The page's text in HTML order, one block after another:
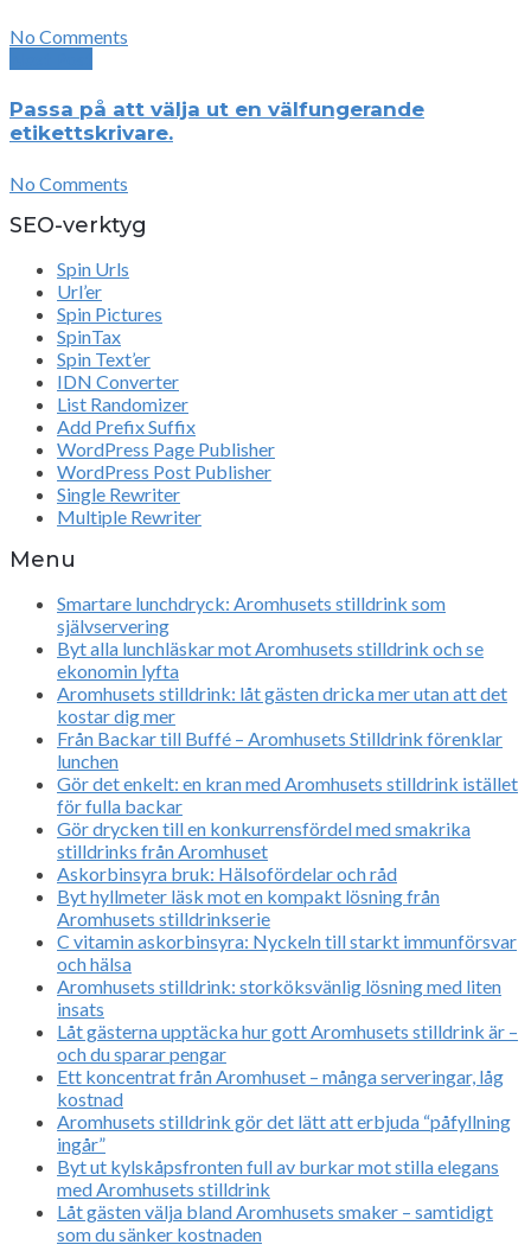
No Comments
Passa på att välja ut en välfungerande
etikettskrivare.
No Comments
SEO-verktyg
Spin Urls
Url’er
Spin Pictures
SpinTax
Spin Text’er
IDN Converter
List Randomizer
Add Prefix Suffix
WordPress Page Publisher
WordPress Post Publisher
Single Rewriter
Multiple Rewriter
Menu
Smartare lunchdryck: Aromhusets stilldrink som
självservering
Byt alla lunchläskar mot Aromhusets stilldrink och se
ekonomin lyfta
Aromhusets stilldrink: låt gästen dricka mer utan att det
kostar dig mer
Från Backar till Buffé – Aromhusets Stilldrink förenklar
lunchen
Gör det enkelt: en kran med Aromhusets stilldrink istället
för fulla backar
Gör drycken till en konkurrensfördel med smakrika
stilldrinks från Aromhuset
Askorbinsyra bruk: Hälsofördelar och råd
Byt hyllmeter läsk mot en kompakt lösning från
Aromhusets stilldrinkserie
C vitamin askorbinsyra: Nyckeln till starkt immunförsvar
och hälsa
Aromhusets stilldrink: storköksvänlig lösning med liten
insats
Låt gästerna upptäcka hur gott Aromhusets stilldrink är –
och du sparar pengar
Ett koncentrat från Aromhuset – många serveringar, låg
kostnad
Aromhusets stilldrink gör det lätt att erbjuda “påfyllning
ingår”
Byt ut kylskåpsfronten full av burkar mot stilla elegans
med Aromhusets stilldrink
Låt gästen välja bland Aromhusets smaker – samtidigt
som du sänker kostnaden